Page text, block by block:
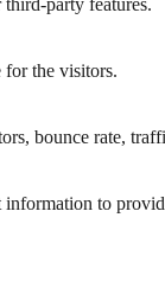
for the visitors.
bounce rate,
to